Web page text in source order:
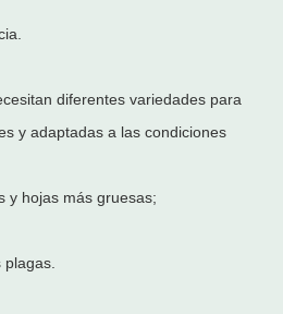
diferentes variedades para
y adaptadas a las condiciones
y hojas más gruesas;